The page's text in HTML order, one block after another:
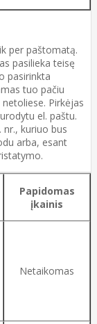
per paštomatą.
pasilieka teisę
pasirinkta
tuo pačiu
Pirkėjas
el. paštu.
kuriuo bus
arba, esant
Papidomas
įkainis
Netaikomas